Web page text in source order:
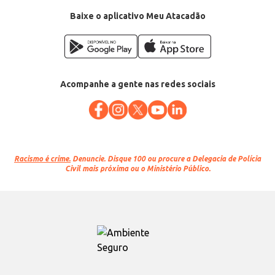
Baixe o aplicativo Meu Atacadão
Acompanhe a gente nas redes sociais
Racismo é crime. Denuncie. Disque 100 ou procure a Delegacia de Polícia
Civil mais próxima ou o Ministério Público.